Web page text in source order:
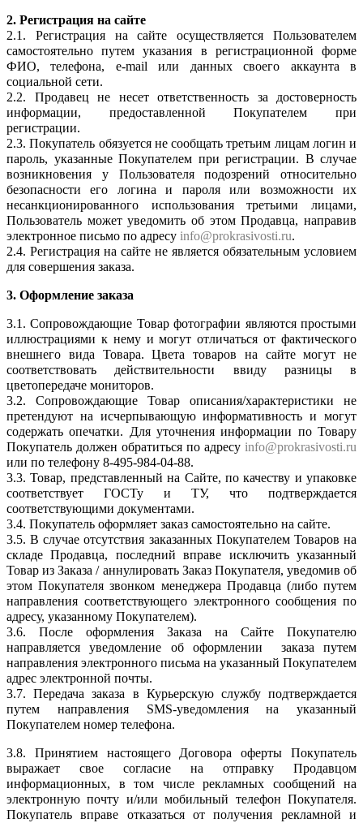
2. Регистрация на сайте
2.1. Регистрация на сайте осуществляется Пользователем
самостоятельно путем указания в регистрационной форме
ФИО, телефона, e-mail или данных своего аккаунта в
социальной сети.
2.2. Продавец не несет ответственность за достоверность
информации, предоставленной Покупателем при
регистрации.
2.3. Покупатель обязуется не сообщать третьим лицам логин и
пароль, указанные Покупателем при регистрации. В случае
возникновения у Пользователя подозрений относительно
безопасности его логина и пароля или возможности их
несанкционированного использования третьими лицами,
Пользователь может уведомить об этом Продавца, направив
электронное письмо по адресу info@prokrasivosti.ru.
2.4. Регистрация на сайте не является обязательным условием
для совершения заказа.
3. Оформление заказа
3.1. Сопровождающие Товар фотографии являются простыми
иллюстрациями к нему и могут отличаться от фактического
внешнего вида Товара. Цвета товаров на сайте могут не
соответствовать действительности ввиду разницы в
цветопередаче мониторов.
3.2. Сопровождающие Товар описания/характеристики не
претендуют на исчерпывающую информативность и могут
содержать опечатки. Для уточнения информации по Товару
Покупатель должен обратиться по адресу info@prokrasivosti.ru
или по телефону 8-495-984-04-88.
3.3. Товар, представленный на Сайте, по качеству и упаковке
соответствует ГОСТу и ТУ, что подтверждается
соответствующими документами.
3.4. Покупатель оформляет заказ самостоятельно на сайте.
3.5. В случае отсутствия заказанных Покупателем Товаров на
складе Продавца, последний вправе исключить указанный
Товар из Заказа / аннулировать Заказ Покупателя, уведомив об
этом Покупателя звонком менеджера Продавца (либо путем
направления соответствующего электронного сообщения по
адресу, указанному Покупателем).
3.6. После оформления Заказа на Сайте Покупателю
направляется уведомление об оформлении заказа путем
направления электронного письма на указанный Покупателем
адрес электронной почты.
3.7. Передача заказа в Курьерскую службу подтверждается
путем направления SMS-уведомления на указанный
Покупателем номер телефона.
3.8. Принятием настоящего Договора оферты Покупатель
выражает свое согласие на отправку Продавцом
информационных, в том числе рекламных сообщений на
электронную почту и/или мобильный телефон Покупателя.
Покупатель вправе отказаться от получения рекламной и